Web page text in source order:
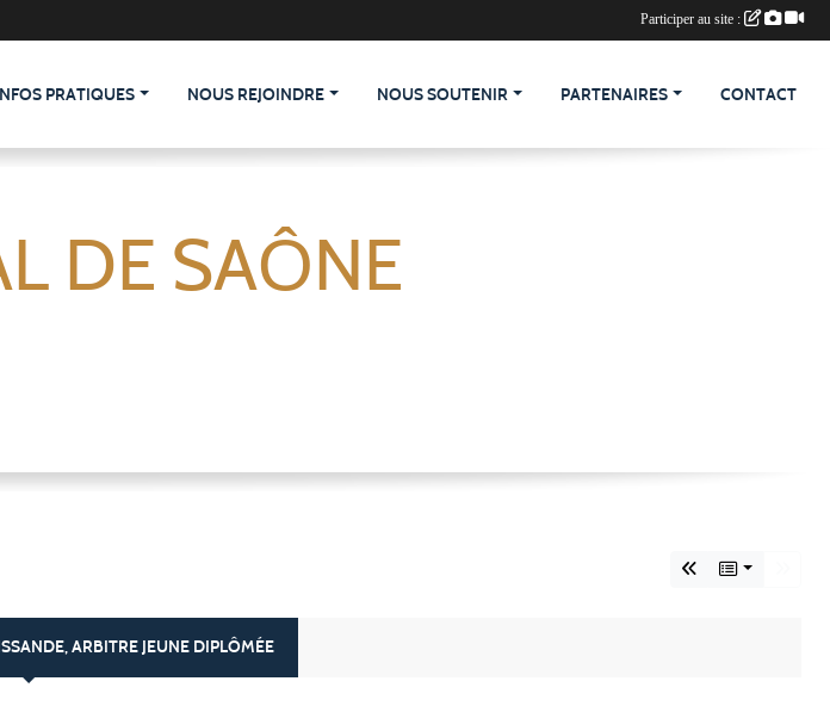
PRATIQUES NOUS REJOINDRE NOUS SOUTENIR PARTENAIRES CONTACT
DE SAÔNE
ARBITRE JEUNE DIPLÔMÉE
Participer au site :